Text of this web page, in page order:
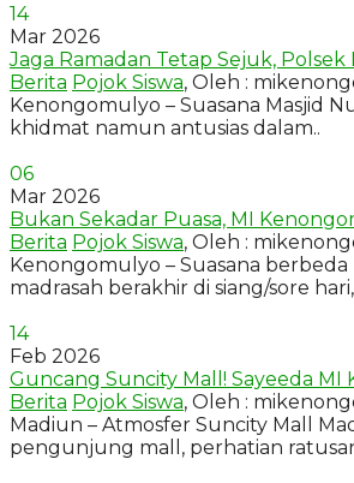
14
Mar 2026
Jaga Ramadan Tetap Sejuk,
Berita Pojok Siswa, Oleh :
​Kenongomulyo – Suasana Masjid
khidmat namun antusias dalam..
06
Mar 2026
Bukan Sekadar Puasa, MI
Berita Pojok Siswa, Oleh :
Kenongomulyo – Suasana
madrasah berakhir di siang/sore hari,
14
Feb 2026
Guncang Suncity Mall! Sayeeda MI
Berita Pojok Siswa, Oleh :
Madiun – Atmosfer Suncity Mall
pengunjung mall, perhatian